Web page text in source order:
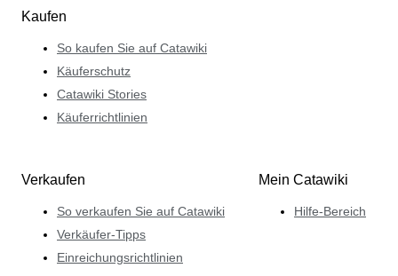
Kaufen
So kaufen Sie auf Catawiki
Käuferschutz
Catawiki Stories
Käuferrichtlinien
Verkaufen
So verkaufen Sie auf Catawiki
Verkäufer-Tipps
Einreichungsrichtlinien
Mein Catawiki
Hilfe-Bereich